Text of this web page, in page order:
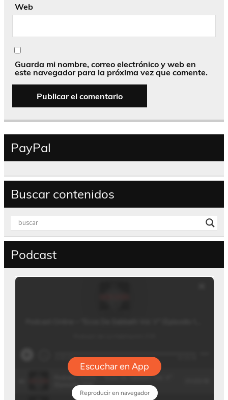
Web
Guarda mi nombre, correo electrónico y web en
este navegador para la próxima vez que comente.
PayPal
Buscar contenidos
Podcast